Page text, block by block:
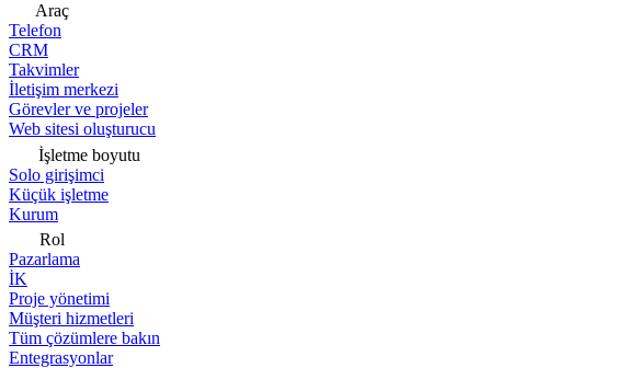
Araç
Telefon
CRM
Takvimler
İletişim merkezi
Görevler ve projeler
Web sitesi oluşturucu
İşletme boyutu
Solo girişimci
Küçük işletme
Kurum
Rol
Pazarlama
İK
Proje yönetimi
Müşteri hizmetleri
Tüm çözümlere bakın
Entegrasyonlar